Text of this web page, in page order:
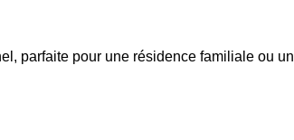
parfaite pour une résidence familiale ou un